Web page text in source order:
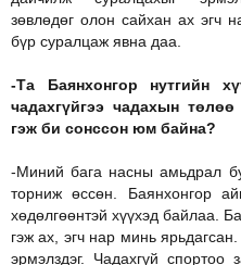
зөвлөдөг олон сайхан ах эгч
бүр суралцаж явна даа.
-Та Баянхонгор нутгийн
чадахгүйгээ чадахын
гэж би сонссон юм байна?
-Миний бага насны амьдрал
торниж өссөн. Баянхонгор
хөдөлгөөнтэй хүүхэд байлаа.
гэж ах, эгч нар минь
эрмэлздэг. Чадахгүй спортоо